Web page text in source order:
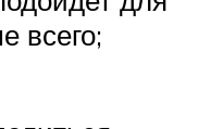
всего;